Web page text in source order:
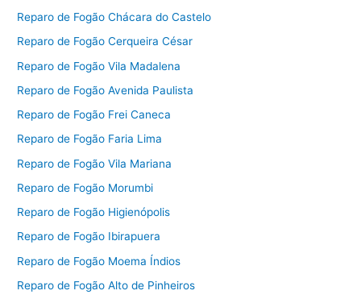
Reparo de Fogão Chácara do Castelo
Reparo de Fogão Cerqueira César
Reparo de Fogão Vila Madalena
Reparo de Fogão Avenida Paulista
Reparo de Fogão Frei Caneca
Reparo de Fogão Faria Lima
Reparo de Fogão Vila Mariana
Reparo de Fogão Morumbi
Reparo de Fogão Higienópolis
Reparo de Fogão Ibirapuera
Reparo de Fogão Moema Índios
Reparo de Fogão Alto de Pinheiros